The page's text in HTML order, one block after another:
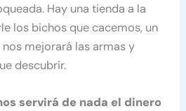
Hay una tienda a la
los bichos que cacemos, un
mejorará las armas y
descubrir.
servirá de nada el dinero